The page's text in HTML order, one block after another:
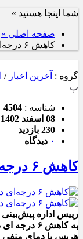
شما اینجا هستید »
صفحه اصلی »
کاهش ۶ درجه‌ای دمای هوا در تبریز
گروه : آخرین اخبار /
پ
شناسه : 4504
08 اسفند 1402 - 11:46
230 بازدید
۰ دیدگاه
کاهش ۶ درجه‌ای دمای هوا در تبریز
رییس اداره
هریس با دمای منفی ۱۴ درجه سردترین شهر استان شد.